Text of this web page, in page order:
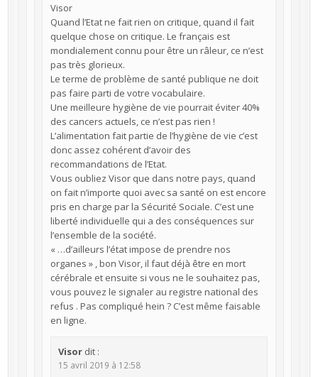
Visor
Quand l’Etat ne fait rien on critique, quand il fait
quelque chose on critique. Le français est
mondialement connu pour être un râleur, ce n’est
pas très glorieux.
Le terme de problème de santé publique ne doit
pas faire parti de votre vocabulaire.
Une meilleure hygiène de vie pourrait éviter 40%
des cancers actuels, ce n’est pas rien !
L’alimentation fait partie de l’hygiène de vie c’est
donc assez cohérent d’avoir des
recommandations de l’Etat.
Vous oubliez Visor que dans notre pays, quand
on fait n’importe quoi avec sa santé on est encore
pris en charge par la Sécurité Sociale. C’est une
liberté individuelle qui a des conséquences sur
l’ensemble de la société.
« …d’ailleurs l’état impose de prendre nos
organes » , bon Visor, il faut déjà être en mort
cérébrale et ensuite si vous ne le souhaitez pas,
vous pouvez le signaler au registre national des
refus . Pas compliqué hein ? C’est même faisable
en ligne.
Visor dit :
15 avril 2019 à 12:58